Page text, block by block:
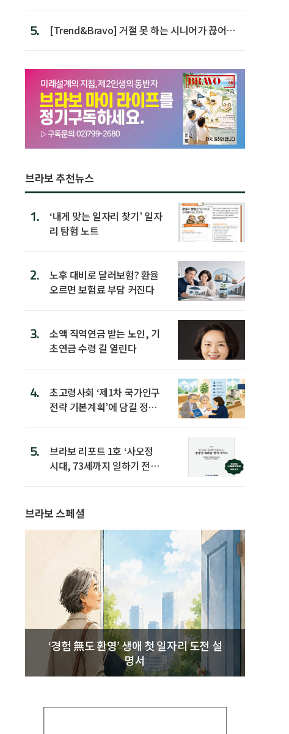
5.
[Trend&Bravo] 거절 못 하는 시니어가 끊어야
브라보 추천뉴스
1.
‘내게 맞는 일자리 찾기’ 일자
리 탐험 노트
2.
노후 대비로 달러보험? 환율
오르면 보험료 부담 커진다
3.
소액 직역연금 받는 노인, 기
초연금 수령 길 열린다
4.
초고령사회 ‘제1차 국가인구
전략 기본계획’에 담길 정책
5.
브라보 리포트 1호 ‘사오정
시대, 73세까지 일하기 전략’
브라보 스페셜
‘경험 無도 환영’ 생애 첫 일자리 도전 설
명서